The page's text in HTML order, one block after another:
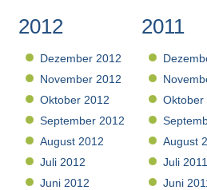
2012
Dezember 2012
November 2012
Oktober 2012
September 2012
August 2012
Juli 2012
Juni 2012
2011
Oktober
August
Juli 2011
Juni